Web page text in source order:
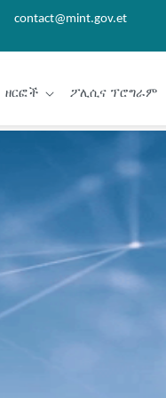
contact@mint.gov.et
ዘርፎች ፖሊሲና ፕሮግራም